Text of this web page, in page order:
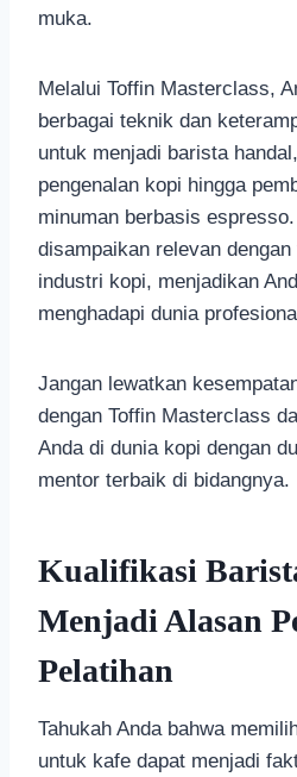
muka.
Melalui Toffin Masterclass,
berbagai teknik dan
untuk menjadi barista
pengenalan kopi hingga
minuman berbasis
disampaikan relevan
industri kopi, menjadikan
menghadapi dunia
Jangan lewatkan
dengan Toffin Masterclass
Anda di dunia kopi dengan
mentor terbaik di bidangnya.
Kualifikasi
Menjadi Alasan
Pelatihan
Tahukah Anda bahwa
untuk kafe dapat menjadi